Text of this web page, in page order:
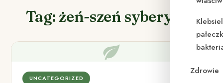
Zdrowie
Tag: żeń-szeń syberyjski
UNCATEGORIZED